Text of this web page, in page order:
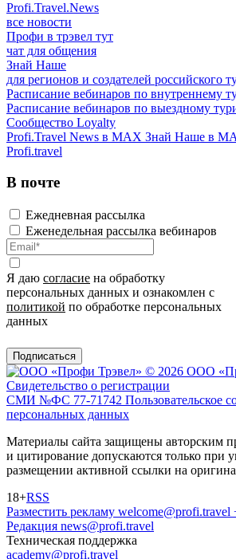
Profi.Travel.News
все новости
Профи в трэвел тут
чат для общения
Знай Наше
для регионов и создателей российского
Расписание вебинаров по внутреннему
Расписание вебинаров по выездному
Сообщество Loyalty
Profi.Travel News в MAX Знай Наше в
Profi.travel
В почте
Ежедневная рассылка
Еженедельная рассылка вебинаров
Я даю согласие на обработку
персональных данных и ознакомлен с
политикой по обработке персональных
данных
Подписаться
© 2026 ООО
Свидетельство о регистрации
СМИ №ФС 77-71742 Пользовательское
персональных данных
Материалы сайта защищены авторским
и цитирование допускаются только при
размещении активной ссылки на
18+RSS
Разместить рекламу welcome@profi.travel
Редакция news@profi.travel
Техническая поддержка
academy@profi.travel